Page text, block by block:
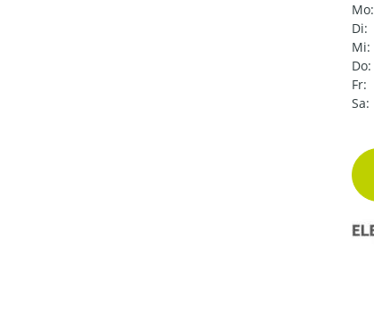
Mo:
Di:
Mi:
Do:
Fr:
Sa: